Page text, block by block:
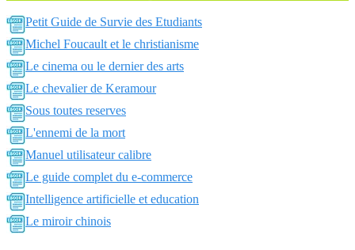
Petit Guide de Survie des Etudiants
Michel Foucault et le christianisme
Le cinema ou le dernier des arts
Le chevalier de Keramour
Sous toutes reserves
L'ennemi de la mort
Manuel utilisateur calibre
Le guide complet du e-commerce
Intelligence artificielle et education
Le miroir chinois